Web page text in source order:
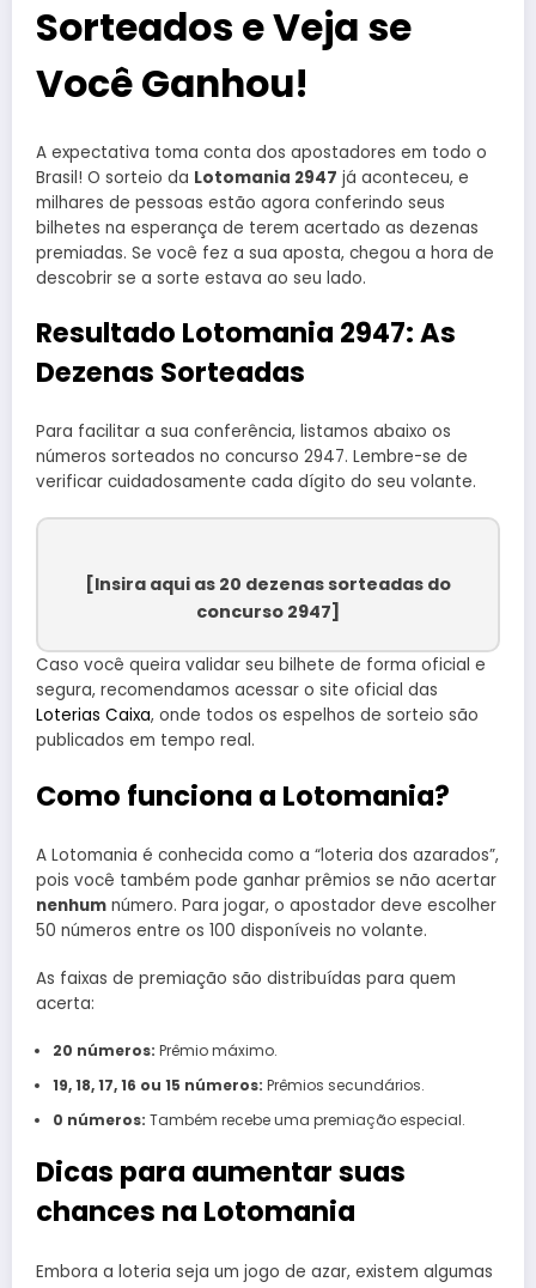
Sorteados e Veja se
Você Ganhou!
A expectativa toma conta dos apostadores em todo o
Brasil! O sorteio da Lotomania 2947 já aconteceu, e
milhares de pessoas estão agora conferindo seus
bilhetes na esperança de terem acertado as dezenas
premiadas. Se você fez a sua aposta, chegou a hora de
descobrir se a sorte estava ao seu lado.
Resultado Lotomania 2947: As
Dezenas Sorteadas
Para facilitar a sua conferência, listamos abaixo os
números sorteados no concurso 2947. Lembre-se de
verificar cuidadosamente cada dígito do seu volante.
[Insira aqui as 20 dezenas sorteadas do
concurso 2947]
Caso você queira validar seu bilhete de forma oficial e
segura, recomendamos acessar o site oficial das
Loterias Caixa, onde todos os espelhos de sorteio são
publicados em tempo real.
Como funciona a Lotomania?
A Lotomania é conhecida como a “loteria dos azarados”,
pois você também pode ganhar prêmios se não acertar
nenhum número. Para jogar, o apostador deve escolher
50 números entre os 100 disponíveis no volante.
As faixas de premiação são distribuídas para quem
acerta:
20 números: Prêmio máximo.
19, 18, 17, 16 ou 15 números: Prêmios secundários.
0 números: Também recebe uma premiação especial.
Dicas para aumentar suas
chances na Lotomania
Embora a loteria seja um jogo de azar, existem algumas